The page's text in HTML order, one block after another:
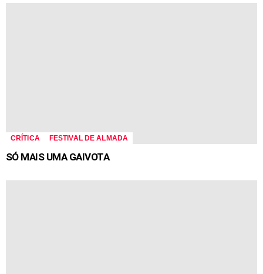
CRÍTICA FESTIVAL DE ALMADA
SÓ MAIS UMA GAIVOTA